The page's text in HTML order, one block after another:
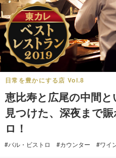
日常を豊かにする店 Vol.8
恵比寿と広尾の中間
見つけた、深夜まで
ロ！
#バル・ビストロ #カウンター #ワイ